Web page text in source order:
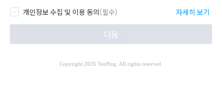
개인정보 수집 및 이용 동의(필수) 자세히 보기
다음
Copyright 2026 TenPing. All rights reserved.